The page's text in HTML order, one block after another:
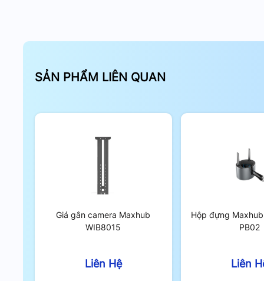
SẢN PHẨM LIÊN QUAN
Giá gắn camera Maxhub
WIB8015
Liên Hệ
Hộp đựng
PB02
Liên